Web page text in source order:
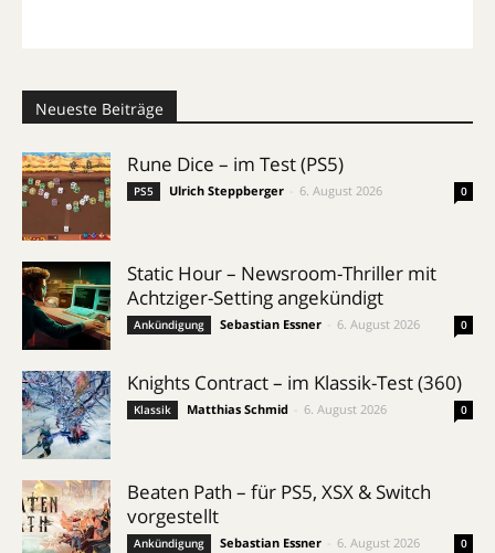
Neueste Beiträge
Rune Dice – im Test (PS5)
PS5 Ulrich Steppberger 6. August 2026 0
Static Hour – Newsroom-Thriller mit
Achtziger-Setting angekündigt
Ankündigung Sebastian Essner 6. August 2026 0
Knights Contract – im Klassik-Test (360)
Klassik Matthias Schmid 6. August 2026 0
Beaten Path – für PS5, XSX & Switch
vorgestellt
Ankündigung Sebastian Essner 6. August 2026 0